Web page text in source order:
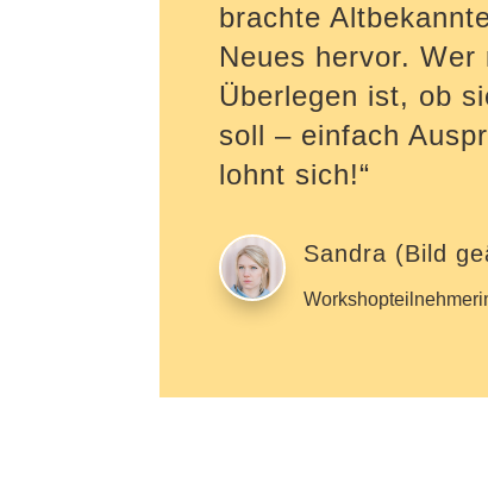
brachte
Neues hervor. Wer
Überlegen ist, ob
soll – einfach
lohnt sich!“
Sandra (Bild